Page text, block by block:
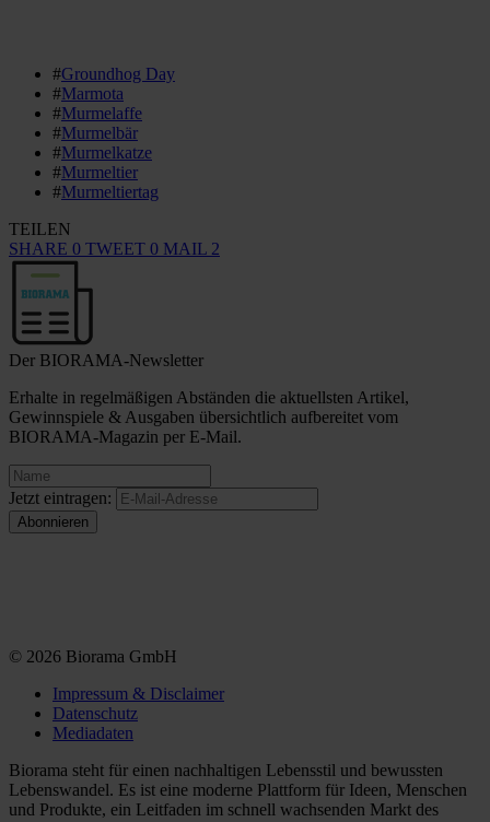
#Groundhog Day
#Marmota
#Murmelaffe
#Murmelbär
#Murmelkatze
#Murmeltier
#Murmeltiertag
TEILEN
SHARE 0 TWEET 0 MAIL 2
Der BIORAMA-Newsletter
Erhalte in regelmäßigen Abständen die aktuellsten Artikel,
Gewinnspiele & Ausgaben übersichtlich aufbereitet vom
BIORAMA-Magazin per E-Mail.
Jetzt eintragen:
© 2026 Biorama GmbH
Impressum & Disclaimer
Datenschutz
Mediadaten
Biorama steht für einen nachhaltigen Lebensstil und bewussten
Lebenswandel. Es ist eine moderne Plattform für Ideen, Menschen
und Produkte, ein Leitfaden im schnell wachsenden Markt des